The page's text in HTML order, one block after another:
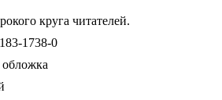
круга читателей.
1738-0